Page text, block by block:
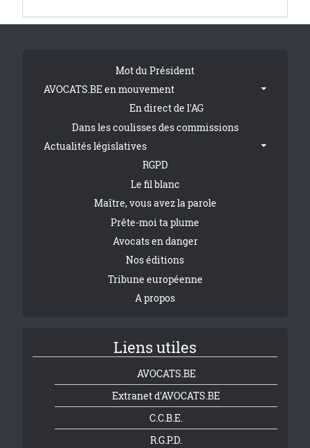
Tribune FooterMot du Président
AVOCATS.BE en mouvement
En direct de l'AG
Dans les coulisses des commissions
Actualités législatives
RGPD
Le fil blanc
Maître, vous avez la parole
Prête-moi ta plume
Avocats en danger
Nos éditions
Tribune européenne
A propos
Liens utiles
AVOCATS.BE
Extranet d'AVOCATS.BE
C.C.B.E.
R.G.P.D.